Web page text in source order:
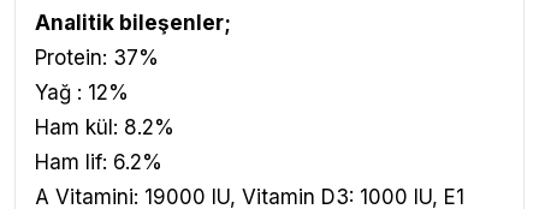
Analitik bileşenler;
Protein: 37%
Yağ : 12%
Ham kül: 8.2%
Ham lif: 6.2%
A Vitamini: 19000 IU, Vitamin D3: 1000 IU, E1